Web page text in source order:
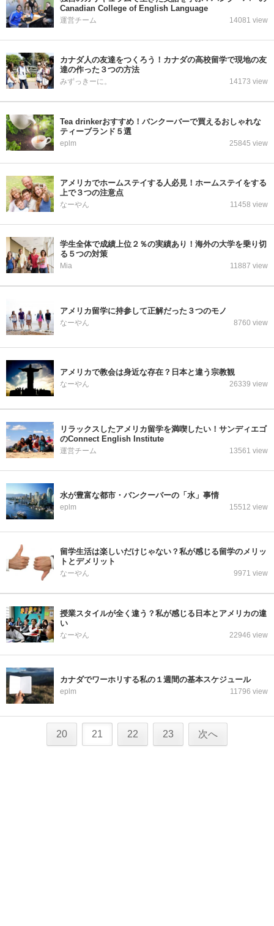
Canadian College of English Language
運営チーム 14081 view
カナダ人の友達をつくろう！カナダの高校留学で現地の友
達の作った３つの方法
みずっきーに。 14173 view
Tea drinkerおすすめ！バンクーバーで買えるおしゃれな
ティーブランド５選
eplm 25845 view
アメリカでホームステイする人必見！ホームステイをする
上で３つの注意点
なーやん 11458 view
学生全体で成績上位２％の実績あり！海外の大学を乗り切
る５つの対策
Mia 11887 view
アメリカ留学に持参して正解だった３つのモノ
なーやん 8760 view
アメリカで教会は身近な存在？日本と違う宗教観
なーやん 26339 view
リラックスしたアメリカ留学を満喫したい！サンディエゴ
のConnect English Institute
運営チーム 13561 view
水が豊富な都市・バンクーバーの「水」事情
eplm 15512 view
留学生活は楽しいだけじゃない？私が感じる留学のメリッ
トとデメリット
なーやん 9971 view
授業スタイルが全く違う？私が感じる日本とアメリカの違
い
なーやん 22946 view
カナダでワーホリする私の１週間の基本スケジュール
eplm 11796 view
20 21 22 23 次へ